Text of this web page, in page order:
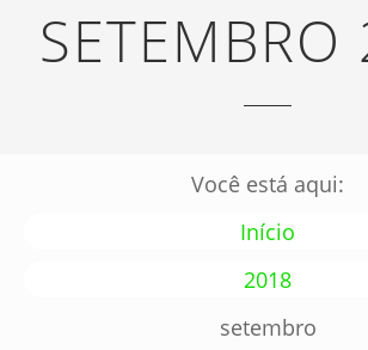
Você está aqui:
Início
2018
setembro